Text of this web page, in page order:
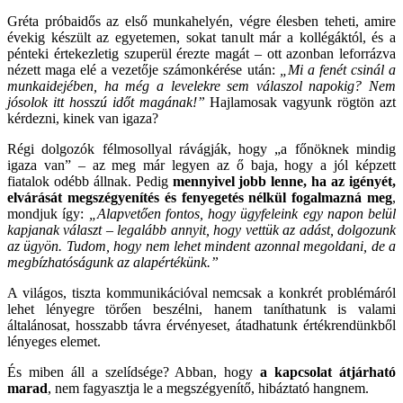
Gréta próbaidős az első munkahelyén, végre élesben teheti, amire
évekig készült az egyetemen, sokat tanult már a kollégáktól, és a
pénteki értekezletig szuperül érezte magát – ott azonban leforrázva
nézett maga elé a vezetője számonkérése után:
„Mi a fenét csinál a
munkaidejében, ha még a levelekre sem válaszol napokig? Nem
jósolok itt hosszú időt magának!” Hajlamosak vagyunk rögtön azt
kérdezni, kinek van igaza?
Régi dolgozók félmosollyal rávágják, hogy „a főnöknek mindig
igaza van” – az meg már legyen az ő baja, hogy a jól képzett
fiatalok odébb állnak. Pedig mennyivel jobb lenne, ha az igényét,
elvárását megszégyenítés és fenyegetés nélkül fogalmazná meg,
mondjuk így:
„Alapvetően fontos, hogy ügyfeleink egy napon belül
kapjanak választ – legalább annyit, hogy vettük az adást, dolgozunk
az ügyön. Tudom, hogy nem lehet mindent azonnal megoldani, de a
megbízhatóságunk az alapértékünk.”
A világos, tiszta kommunikációval nemcsak a konkrét problémáról
lehet lényegre törően beszélni, hanem taníthatunk is valami
általánosat, hosszabb távra érvényeset, átadhatunk értékrendünkből
lényeges elemet.
És miben áll a szelídsége? Abban, hogya kapcsolat átjárható
marad, nem fagyasztja le a megszégyenítő, hibáztató hangnem.